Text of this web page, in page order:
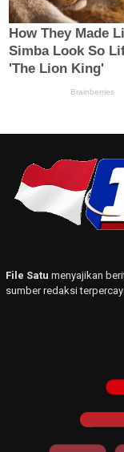
File Satu menyajikan
sumber redaksi